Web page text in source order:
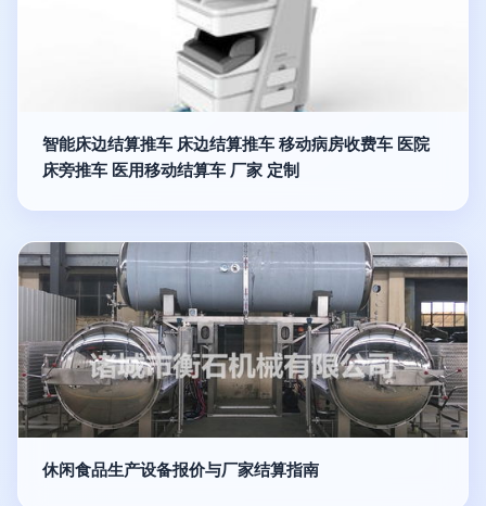
智能床边结算推车 床边结算推车 移动病房收费车 医院
床旁推车 医用移动结算车 厂家 定制
休闲食品生产设备报价与厂家结算指南